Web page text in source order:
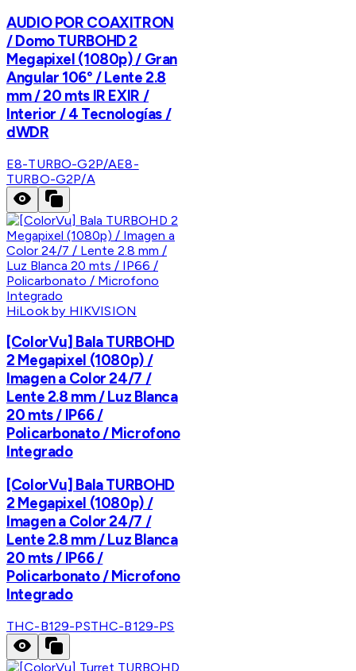
AUDIO POR COAXITRON
/ Domo TURBOHD 2
Megapixel (1080p) / Gran
Angular 106° / Lente 2.8
mm / 20 mts IR EXIR /
Interior / 4 Tecnologías /
dWDR
E8-TURBO-G2P/AE8-
TURBO-G2P/A
HiLook by HIKVISION
[ColorVu] Bala TURBOHD
2 Megapixel (1080p) /
Imagen a Color 24/7 /
Lente 2.8 mm / Luz Blanca
20 mts / IP66 /
Policarbonato / Microfono
Integrado
[ColorVu] Bala TURBOHD
2 Megapixel (1080p) /
Imagen a Color 24/7 /
Lente 2.8 mm / Luz Blanca
20 mts / IP66 /
Policarbonato / Microfono
Integrado
THC-B129-PSTHC-B129-PS